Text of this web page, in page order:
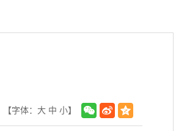
【字体： 大 中 小】